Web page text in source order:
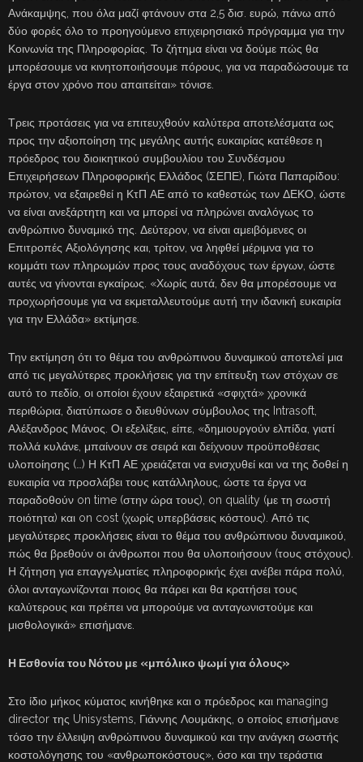
Ανάκαμψης, που όλα μαζί φτάνουν στα 2,5 δισ. ευρώ, πάνω από
δύο φορές όλο το προηγούμενο επιχειρησιακό πρόγραμμα για την
Κοινωνία της Πληροφορίας. Το ζήτημα είναι να δούμε πώς θα
μπορέσουμε να κινητοποιήσουμε πόρους, για να παραδώσουμε τα
έργα στον χρόνο που απαιτείται» τόνισε.
Τρεις προτάσεις για να επιτευχθούν καλύτερα αποτελέσματα ως
προς την αξιοποίηση της μεγάλης αυτής ευκαιρίας κατέθεσε η
πρόεδρος του διοικητικού συμβουλίου του Συνδέσμου
Επιχειρήσεων Πληροφορικής Ελλάδος (ΣΕΠΕ), Γιώτα Παπαρίδου:
πρώτον, να εξαιρεθεί η ΚτΠ ΑΕ από το καθεστώς των ΔΕΚΟ, ώστε
να είναι ανεξάρτητη και να μπορεί να πληρώνει αναλόγως το
ανθρώπινο δυναμικό της. Δεύτερον, να είναι αμειβόμενες οι
Επιτροπές Αξιολόγησης και, τρίτον, να ληφθεί μέριμνα για το
κομμάτι των πληρωμών προς τους αναδόχους των έργων, ώστε
αυτές να γίνονται εγκαίρως. «Χωρίς αυτά, δεν θα μπορέσουμε να
προχωρήσουμε για να εκμεταλλευτούμε αυτή την ιδανική ευκαιρία
για την Ελλάδα» εκτίμησε.
Την εκτίμηση ότι το θέμα του ανθρώπινου δυναμικού αποτελεί μια
από τις μεγαλύτερες προκλήσεις για την επίτευξη των στόχων σε
αυτό το πεδίο, οι οποίοι έχουν εξαιρετικά «σφιχτά» χρονικά
περιθώρια, διατύπωσε ο διευθύνων σύμβουλος της Intrasoft,
Αλέξανδρος Μάνος. Οι εξελίξεις, είπε, «δημιουργούν ελπίδα, γιατί
πολλά κυλάνε, μπαίνουν σε σειρά και δείχνουν προϋποθέσεις
υλοποίησης (…) Η ΚτΠ ΑΕ χρειάζεται να ενισχυθεί και να της δοθεί η
ευκαιρία να προσλάβει τους κατάλληλους, ώστε τα έργα να
παραδοθούν on time (στην ώρα τους), on quality (με τη σωστή
ποιότητα) και on cost (χωρίς υπερβάσεις κόστους). Από τις
μεγαλύτερες προκλήσεις είναι το θέμα του ανθρώπινου δυναμικού,
πώς θα βρεθούν οι άνθρωποι που θα υλοποιήσουν (τους στόχους).
Η ζήτηση για επαγγελματίες πληροφορικής έχει ανέβει πάρα πολύ,
όλοι ανταγωνίζονται ποιος θα πάρει και θα κρατήσει τους
καλύτερους και πρέπει να μπορούμε να ανταγωνιστούμε και
μισθολογικά» επισήμανε.
Η Εσθονία του Νότου με «μπόλικο ψωμί για όλους»
Στο ίδιο μήκος κύματος κινήθηκε και ο πρόεδρος και managing
director της Unisystems, Γιάννης Λουμάκης, ο οποίος επισήμανε
τόσο την έλλειψη ανθρώπινου δυναμικού και την ανάγκη σωστής
κοστολόγησης του «ανθρωποκόστους», όσο και την τεράστια